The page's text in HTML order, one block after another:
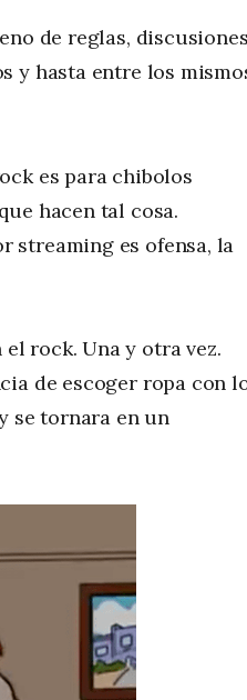
de reglas, discusiones
y hasta entre los
es para chibolos
hacen tal cosa.
streaming es ofensa, la
rock. Una y otra vez.
de escoger ropa con
se tornara en un